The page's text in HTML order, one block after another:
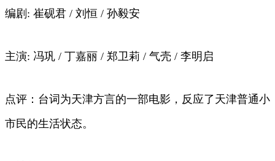
编剧: 崔砚君 / 刘恒 / 孙毅安
主演: 冯巩 / 丁嘉丽 / 郑卫莉 / 气壳 / 李明启
点评：台词为天津方言的一部电影，反应了天津普通小
市民的生活状态。